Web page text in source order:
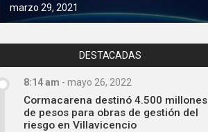
marzo 29, 2021
DESTACADAS
8:14 am - mayo 26, 2022
Cormacarena destinó 4.500 millones
de pesos para obras de gestión del
riesgo en Villavicencio